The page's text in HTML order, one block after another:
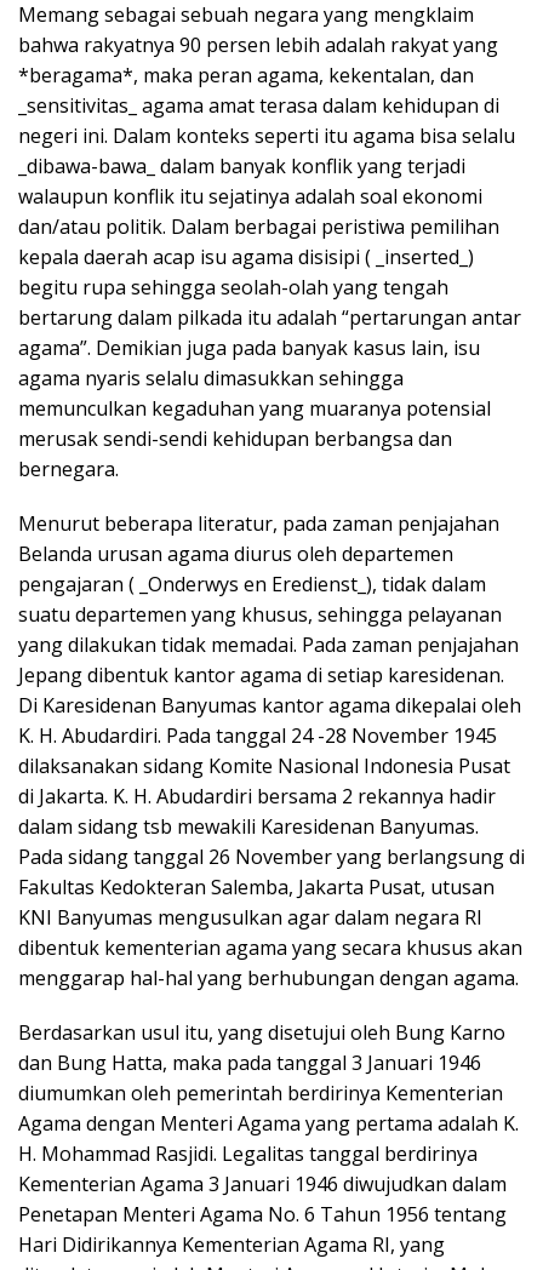
Memang sebagai sebuah negara yang mengklaim
bahwa rakyatnya 90 persen lebih adalah rakyat yang
*beragama*, maka peran agama, kekentalan, dan
_sensitivitas_ agama amat terasa dalam kehidupan di
negeri ini. Dalam konteks seperti itu agama bisa selalu
_dibawa-bawa_ dalam banyak konflik yang terjadi
walaupun konflik itu sejatinya adalah soal ekonomi
dan/atau politik. Dalam berbagai peristiwa pemilihan
kepala daerah acap isu agama disisipi ( _inserted_)
begitu rupa sehingga seolah-olah yang tengah
bertarung dalam pilkada itu adalah “pertarungan antar
agama”. Demikian juga pada banyak kasus lain, isu
agama nyaris selalu dimasukkan sehingga
memunculkan kegaduhan yang muaranya potensial
merusak sendi-sendi kehidupan berbangsa dan
bernegara.
Menurut beberapa literatur, pada zaman penjajahan
Belanda urusan agama diurus oleh departemen
pengajaran ( _Onderwys en Eredienst_), tidak dalam
suatu departemen yang khusus, sehingga pelayanan
yang dilakukan tidak memadai. Pada zaman penjajahan
Jepang dibentuk kantor agama di setiap karesidenan.
Di Karesidenan Banyumas kantor agama dikepalai oleh
K. H. Abudardiri. Pada tanggal 24 -28 November 1945
dilaksanakan sidang Komite Nasional Indonesia Pusat
di Jakarta. K. H. Abudardiri bersama 2 rekannya hadir
dalam sidang tsb mewakili Karesidenan Banyumas.
Pada sidang tanggal 26 November yang berlangsung di
Fakultas Kedokteran Salemba, Jakarta Pusat, utusan
KNI Banyumas mengusulkan agar dalam negara RI
dibentuk kementerian agama yang secara khusus akan
menggarap hal-hal yang berhubungan dengan agama.
Berdasarkan usul itu, yang disetujui oleh Bung Karno
dan Bung Hatta, maka pada tanggal 3 Januari 1946
diumumkan oleh pemerintah berdirinya Kementerian
Agama dengan Menteri Agama yang pertama adalah K.
H. Mohammad Rasjidi. Legalitas tanggal berdirinya
Kementerian Agama 3 Januari 1946 diwujudkan dalam
Penetapan Menteri Agama No. 6 Tahun 1956 tentang
Hari Didirikannya Kementerian Agama RI, yang